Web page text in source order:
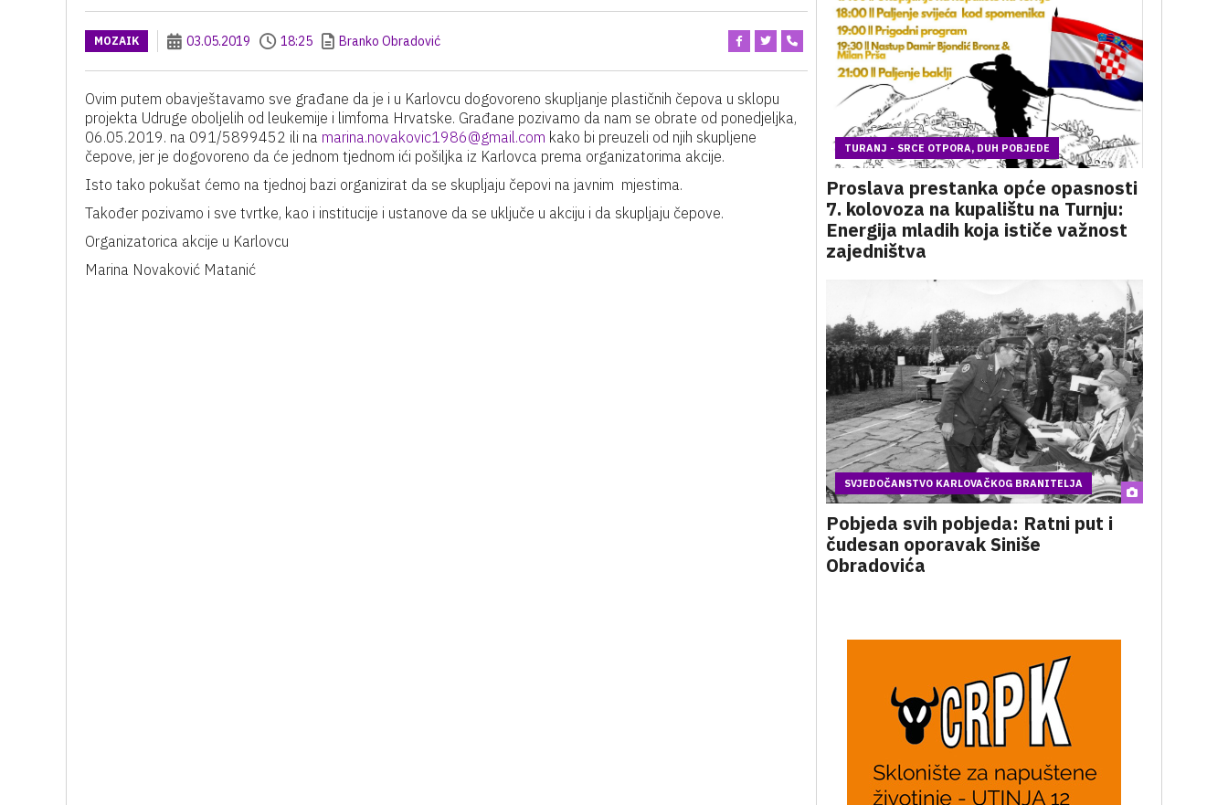
MOZAIK 03.05.2019 18:25 Branko Obradović
Ovim putem obavještavamo sve građane da je i u Karlovcu dogovoreno skupljanje plastičnih čepova u sklopu
projekta Udruge oboljelih od leukemije i limfoma Hrvatske. Građane pozivamo da nam se obrate od ponedjeljka,
06.05.2019. na 091/5899452 ili na marina.novakovic1986@gmail.com kako bi preuzeli od njih skupljene
čepove, jer je dogovoreno da će jednom tjednom ići pošiljka iz Karlovca prema organizatorima akcije.
Isto tako pokušat ćemo na tjednoj bazi organizirat da se skupljaju čepovi na javnim mjestima.
Također pozivamo i sve tvrtke, kao i institucije i ustanove da se uključe u akciju i da skupljaju čepove.
Organizatorica akcije u Karlovcu
Marina Novaković Matanić
TURANJ - SRCE OTPORA, DUH POBJEDE
Proslava prestanka opće opasnosti
7. kolovoza na kupalištu na Turnju:
Energija mladih koja ističe važnost
zajedništva
SVJEDOČANSTVO KARLOVAČKOG BRANITELJA
Pobjeda svih pobjeda: Ratni put i
čudesan oporavak Siniše
Obradovića